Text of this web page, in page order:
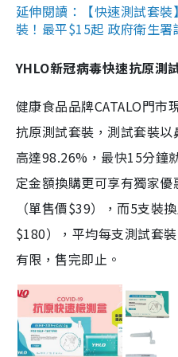
延伸閱讀：【快速測試套
裝！最平$15起 政府衛生署
YHLO新冠病毒快速抗原測
健康食品品牌CATALO門市
抗原測試套裝，測試套裝
高達98.26%，最快15分鐘
定金額換購更可享有獨家
（單售價$39），而5支裝
$180），平均每支測試套
有限，售完即止。